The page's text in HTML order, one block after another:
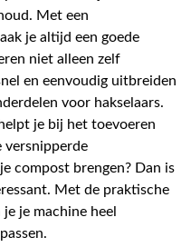
Met een
je altijd een goede
niet alleen zelf
en eenvoudig uitbreiden
voor hakselaars.
je bij het toevoeren
versnipperde
compost brengen? Dan is
Met de praktische
je machine heel